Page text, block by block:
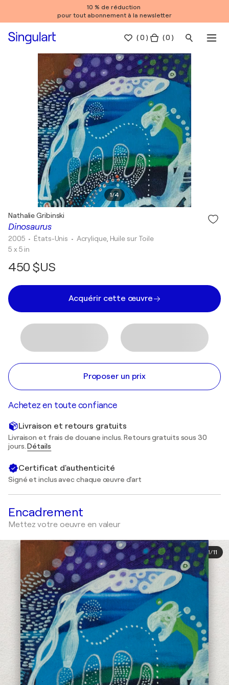
10 % de réduction
pour tout abonnement à la newsletter
(0 ) ( 0 )
1/4
Dinosaurus
Nathalie Gribinski
2005 • États-Unis • Acrylique, Huile sur Toile
5 x 5 in
450 $US
Acquérir cette œuvre
Proposer un prix
Achetez en toute confiance
Livraison et retours gratuits
Livraison et frais de douane inclus. Retours gratuits sous 30
jours.Détails
Certificat d'authenticité
Signé et inclus avec chaque œuvre d'art
Encadrement
Mettez votre oeuvre en valeur
1/11